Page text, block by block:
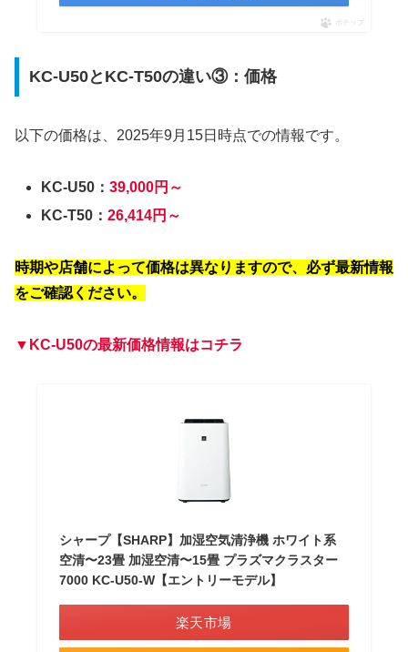
ポチップ
KC-U50とKC-T50の違い③：価格
以下の価格は、2025年9月15日時点での情報です。
KC-U50：39,000円～
KC-T50：26,414円～
時期や店舗によって価格は異なりますので、必ず最新情報
をご確認ください。
▼ KC-U50の最新価格情報はコチラ
シャープ【SHARP】加湿空気清浄機 ホワイト系
空清〜23畳 加湿空清〜15畳 プラズマクラスター
7000 KC-U50-W【エントリーモデル】
楽天市場